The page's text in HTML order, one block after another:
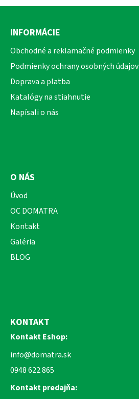
Z
INFORMÁCIE
Obchodné a reklamačné podmienky
Podmienky ochrany osobných údajov
Doprava a platba
Katalógy na stiahnutie
Napísali o nás
O NÁS
Úvod
OC DOMATRA
Kontakt
Galéria
BLOG
KONTAKT
Kontakt Eshop:
info@domatra.sk
0948 622 865
Kontakt predajňa: